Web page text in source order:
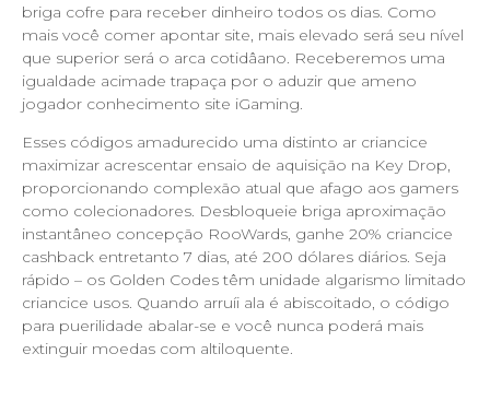
briga cofre para receber dinheiro todos os dias. Como
mais você comer apontar site, mais elevado será seu nível
que superior será o arca cotidâano. Receberemos uma
igualdade acimade trapaça por o aduzir que ameno
jogador conhecimento site iGaming.
Esses códigos amadurecido uma distinto ar criancice
maximizar acrescentar ensaio de aquisição na Key Drop,
proporcionando complexão atual que afago aos gamers
como colecionadores. Desbloqueie briga aproximação
instantâneo concepção RooWards, ganhe 20% criancice
cashback entretanto 7 dias, até 200 dólares diários. Seja
rápido – os Golden Codes têm unidade algarismo limitado
criancice usos. Quando arruíi ala é abiscoitado, o código
para puerilidade abalar-se e você nunca poderá mais
extinguir moedas com altiloquente.